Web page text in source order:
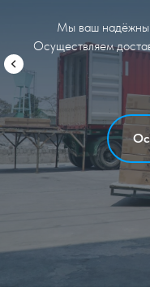
Мы ваш
Осуществляем